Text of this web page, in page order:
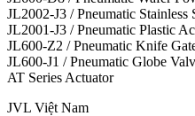
JL2002-J3 / Pneumatic
JL2001-J3 / Pneumatic Plastic
JL600-Z2 / Pneumatic Knife
JL600-J1 / Pneumatic Globe
AT Series Actuator
JVL Việt Nam